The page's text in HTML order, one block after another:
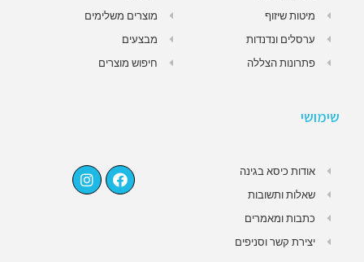
מיטות שיזוף
ערסלים ונדנדות
פתרונות הצללה
מוצרים משלימים
מבצעים
חיפוש מוצרים
שימושי
אודות כיסא בגינה
שאלות ותשובות
כתבות ומאמרים
יצירת קשר וסניפים